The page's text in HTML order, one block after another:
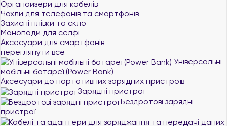
Органайзери для кабелів
Чохли для телефонів та смартфонів
Захисні плівки та скло
Моноподи для селфі
Аксесуари для смартфонів
переглянути все
Універсальні
мобільні батареї (Power Bank)
Аксесуари до портативних зарядних пристроїв
Зарядні пристрої
Бездротові зарядні
пристрої